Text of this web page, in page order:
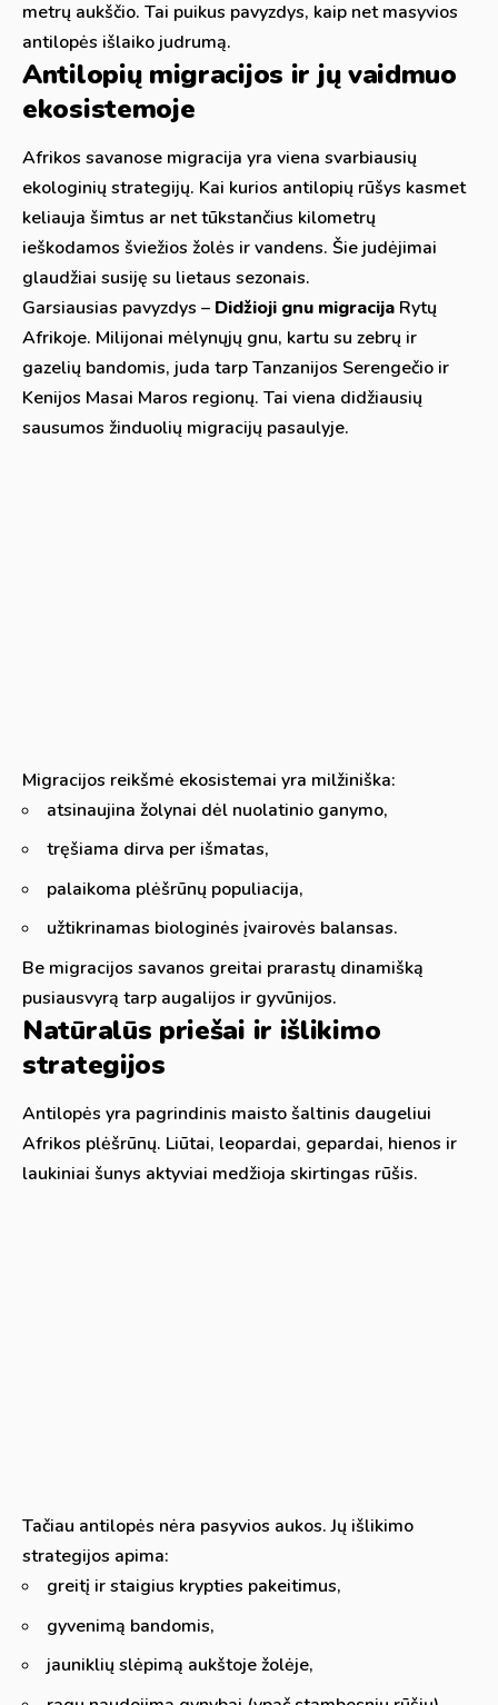
metrų aukščio. Tai puikus pavyzdys, kaip net masyvios
antilopės išlaiko judrumą.
Antilopių migracijos ir jų vaidmuo
ekosistemoje
Afrikos savanose migracija yra viena svarbiausių
ekologinių strategijų. Kai kurios antilopių rūšys kasmet
keliauja šimtus ar net tūkstančius kilometrų
ieškodamos šviežios žolės ir vandens. Šie judėjimai
glaudžiai susiję su lietaus sezonais.
Garsiausias pavyzdys – Didžioji gnu migracija Rytų
Afrikoje. Milijonai mėlynųjų gnu, kartu su zebrų ir
gazelių bandomis, juda tarp Tanzanijos Serengečio ir
Kenijos Masai Maros regionų. Tai viena didžiausių
sausumos žinduolių migracijų pasaulyje.
Migracijos reikšmė ekosistemai yra milžiniška:
atsinaujina žolynai dėl nuolatinio ganymo,
tręšiama dirva per išmatas,
palaikoma plėšrūnų populiacija,
užtikrinamas biologinės įvairovės balansas.
Be migracijos savanos greitai prarastų dinamišką
pusiausvyrą tarp augalijos ir gyvūnijos.
Natūralūs priešai ir išlikimo
strategijos
Antilopės yra pagrindinis maisto šaltinis daugeliui
Afrikos plėšrūnų. Liūtai, leopardai, gepardai, hienos ir
laukiniai šunys aktyviai medžioja skirtingas rūšis.
Tačiau antilopės nėra pasyvios aukos. Jų išlikimo
strategijos apima:
greitį ir staigius krypties pakeitimus,
gyvenimą bandomis,
jauniklių slėpimą aukštoje žolėje,